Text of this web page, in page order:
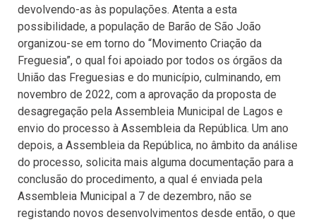
devolvendo-as às populações. Atenta a esta
possibilidade, a população de Barão de São João
organizou-se em torno do “Movimento Criação da
Freguesia”, o qual foi apoiado por todos os órgãos da
União das Freguesias e do município, culminando, em
novembro de 2022, com a aprovação da proposta de
desagregação pela Assembleia Municipal de Lagos e
envio do processo à Assembleia da República. Um ano
depois, a Assembleia da República, no âmbito da análise
do processo, solicita mais alguma documentação para a
conclusão do procedimento, a qual é enviada pela
Assembleia Municipal a 7 de dezembro, não se
registando novos desenvolvimentos desde então, o que